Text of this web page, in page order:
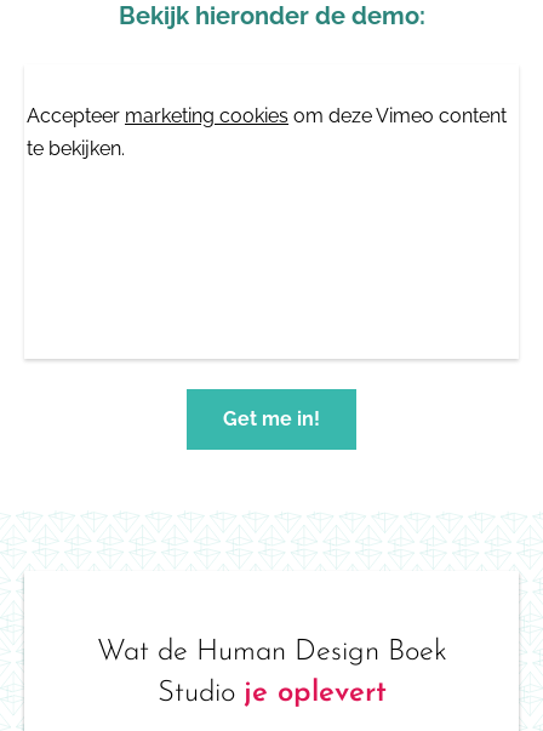
Bekijk hieronder de demo:
⋯
Accepteer marketing cookies om deze Vimeo content
te bekijken.
Get me in!
Wat de Human Design Boek
Studio je oplevert